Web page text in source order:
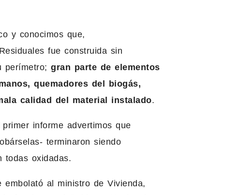
y conocimos que,
fue construida sin
perímetro; gran parte de elementos
quemadores del biogás,
calidad del material instalado.
informe advertimos que
terminaron siendo
todas oxidadas.
al ministro de Vivienda,